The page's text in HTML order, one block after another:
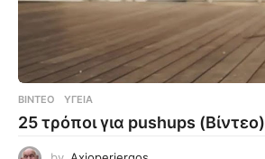
ΒΊΝΤΕΟ ΥΓΕΊΑ
25 τρόποι για pushups (Βίντεο)